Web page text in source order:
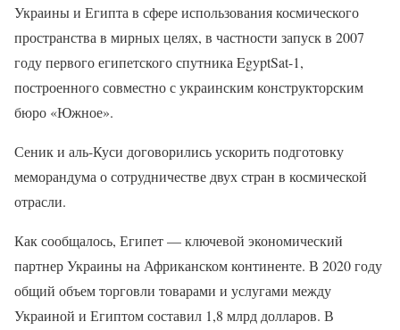
Украины и Египта в сфере использования космического
пространства в мирных целях, в частности запуск в 2007
году первого египетского спутника EgyptSat-1,
построенного совместно с украинским конструкторским
бюро «Южное».
Сеник и аль-Куси договорились ускорить подготовку
меморандума о сотрудничестве двух стран в космической
отрасли.
Как сообщалось, Египет — ключевой экономический
партнер Украины на Африканском континенте. В 2020 году
общий объем торговли товарами и услугами между
Украиной и Египтом составил 1,8 млрд долларов. В